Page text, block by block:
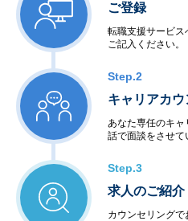
ご登録
転職支援サービス
ご記入ください。
Step.2
キャリアカ
あなた専任のキ
話で面談をさせて
Step.3
求人のご紹介
カウンセリング